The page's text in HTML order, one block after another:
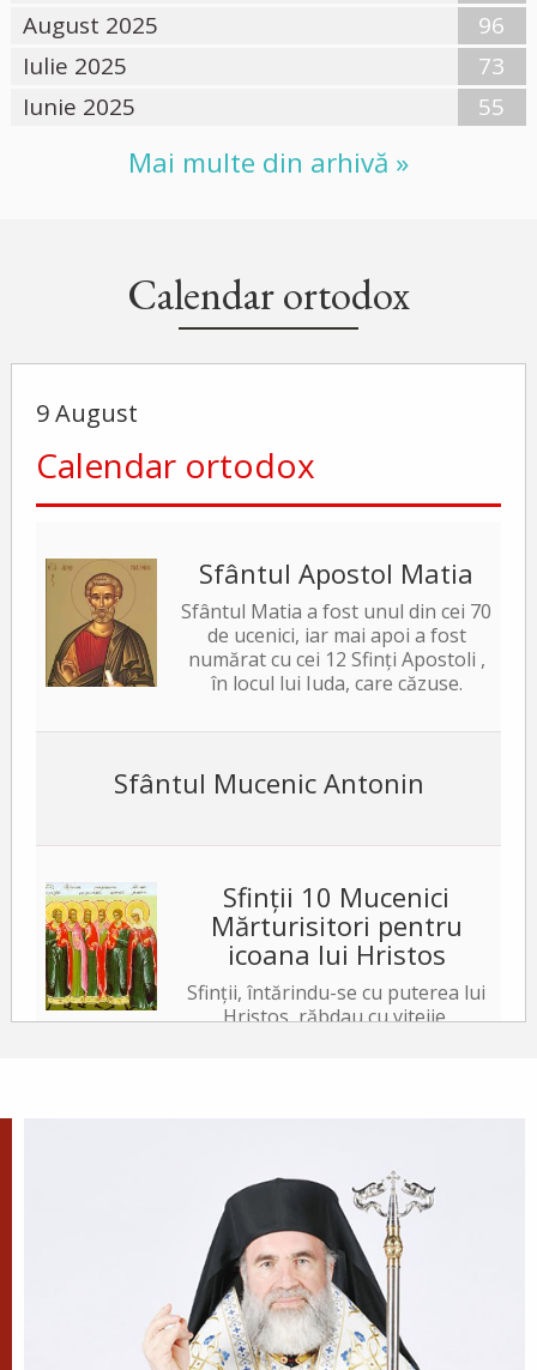
August 2025
96
Iulie 2025
73
Iunie 2025
55
Mai multe din arhivă »
Calendar ortodox
9 August
Calendar ortodox
Sfântul Apostol Matia
Sfântul Matia a fost unul din cei 70
de ucenici, iar mai apoi a fost
numărat cu cei 12 Sfinți Apostoli ,
în locul lui Iuda, care căzuse.
Sfântul Mucenic Antonin
Sfinții 10 Mucenici
Mărturisitori pentru
icoana lui Hristos
Sfinții, întărindu-se cu puterea lui
Hristos, răbdau cu vitejie,
✝) Duminica a 10-a după
Rusalii (Vindecarea
lunaticului)
În vremea aceea s-a apropiat de
Iisus un om, îngenunchind
înaintea Lui și zicându-I: Doamne, miluiește pe
fiul meu, că este lunatic și pătimește rău,
căci adesea...